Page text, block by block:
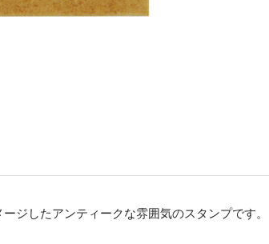
ジしたアンティークな雰囲気のスタンプです。